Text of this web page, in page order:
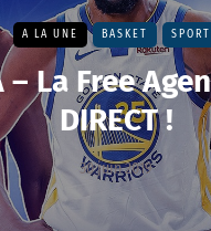
A LA UNE BASKET SPORT
– La Free
DIRECT !
30 juin 2019